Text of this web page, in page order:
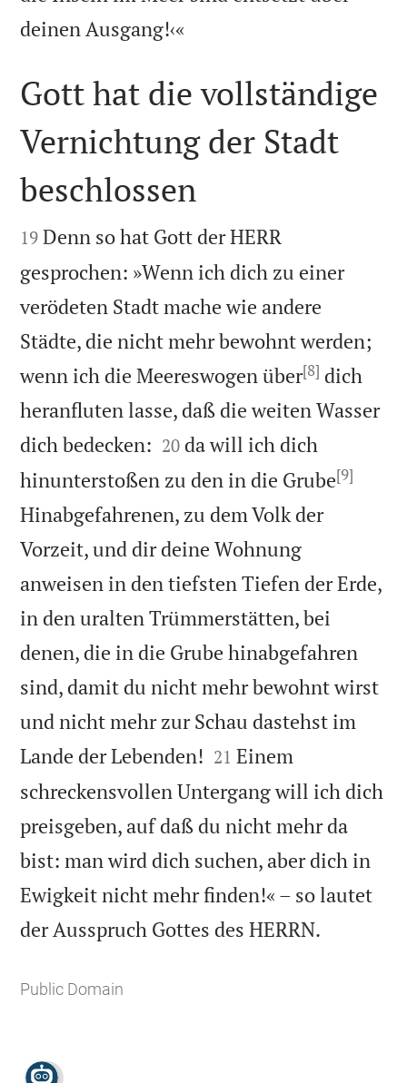
deinen Ausgang!‹«

Gott hat die vollständige
Vernichtung der Stadt
beschlossen

19 Denn so hat Gott der HERR
gesprochen: »Wenn ich dich zu einer
verödeten Stadt mache wie andere
Städte, die nicht mehr bewohnt werden;
wenn ich die Meereswogen über[8] dich
heranfluten lasse, daß die weiten Wasser
dich bedecken: 

20 da will ich dich
hinunterstoßen zu den in die Grube[9]
Hinabgefahrenen, zu dem Volk der
Vorzeit, und dir deine Wohnung
anweisen in den tiefsten Tiefen der Erde,
in den uralten Trümmerstätten, bei
denen, die in die Grube hinabgefahren
sind, damit du nicht mehr bewohnt wirst
und nicht mehr zur Schau dastehst im
Lande der Lebenden! 

21 Einem
schreckensvollen Untergang will ich dich
preisgeben, auf daß du nicht mehr da
bist: man wird dich suchen, aber dich in
Ewigkeit nicht mehr finden!« – so lautet
der Ausspruch Gottes des HERRN.
Public Domain